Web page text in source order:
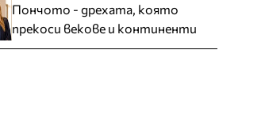
Пончото - дрехата, която
прекоси векове и континенти